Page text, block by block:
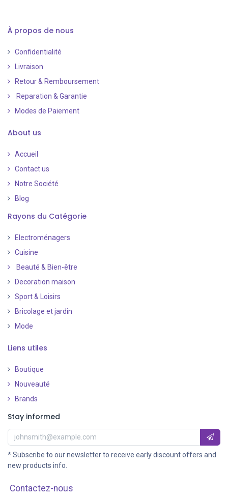
À propos de nous
Confidentialité
Livraison
Retour & Remboursement
Reparation & Garantie
Modes de Paiement
About us
Accueil
Contact us
Notre Société
Blog
Rayons du Catégorie
Electroménagers
Cuisine
Beauté & Bien-être
Decoration maison
Sport & Loisirs
Bricolage et jardin
Mode
Liens utiles
Boutique
Nouveauté
Brands
Stay informed
* Subscribe to our newsletter to receive early discount offers and
new products info.
Contactez-nous